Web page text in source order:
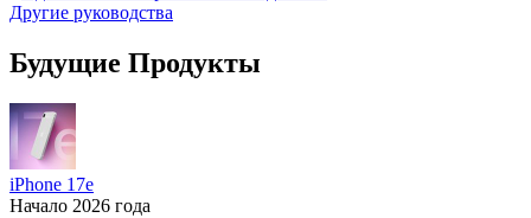
Другие руководства
Будущие Продукты
iPhone 17e
Начало 2026 года